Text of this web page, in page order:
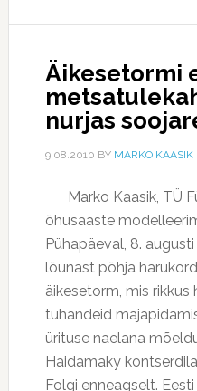
Äikesetormi
nurjas
9.08.2010 BY MARKO KAASIK
Marko Kaasik, TÜ
õhusaaste
Pühapäeval, 8.
lõunast põhja
äikesetorm, mis
tuhandeid
ürituse naelana
Haidamaky
Folgi enneagselt.